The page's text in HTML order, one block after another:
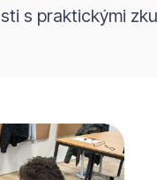
s praktickými